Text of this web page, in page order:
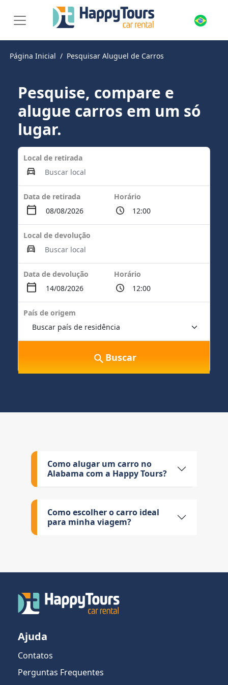
Página Inicial Pesquisar Aluguel de Carros
Pesquise, compare e
alugue carros em um só
lugar.
Local de retirada
Data de retirada Horário
Local de devolução
Data de devolução Horário
País de origem
Buscar
Como alugar um carro no
Alabama com a Happy Tours?
Como escolher o carro ideal
para minha viagem?
Ajuda
Contatos
Perguntas Frequentes